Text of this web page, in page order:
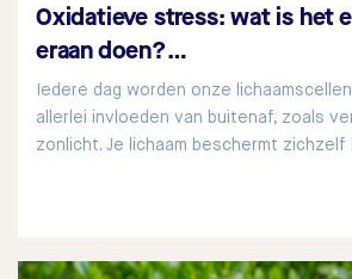
Oxidatieve stress: wat is het
eraan doen?…
Iedere dag worden onze
allerlei invloeden van buitenaf, zoals
zonlicht. Je lichaam beschermt zichzelf